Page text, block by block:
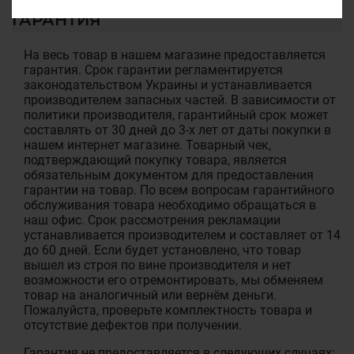
ГАРАНТИЯ
На весь товар в нашем магазине предоставляется
гарантия. Срок гарантии регламентируется
законодательством Украины и устанавливается
производителем запасных частей. В зависимости от
политики производителя, гарантийный срок может
составлять от 30 дней до 3-х лет от даты покупки в
нашем интернет магазине. Товарный чек,
подтверждающий покупку товара, является
обязательным документом для предоставления
гарантии на товар. По всем вопросам гарантийного
обслуживания товара необходимо обращаться в
наш офис. Срок рассмотрения рекламации
устанавливается производителем и составляет от 14
до 60 дней. Если будет установлено, что товар
вышел из строя по вине производителя и нет
возможности его отремонтировать, мы обменяем
товар на аналогичный или вернём деньги.
Пожалуйста, проверьте комплектность товара и
отсутствие дефектов при получении.